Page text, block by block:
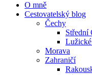
O mně
Cestovatelský blog
Čechy
Střední
Lužické
Morava
Zahraničí